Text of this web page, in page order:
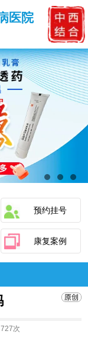
医院
预约挂号
康复案例
727次